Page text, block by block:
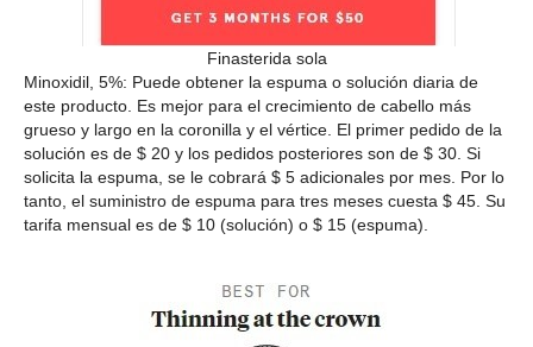
Finasterida sola
Minoxidil, 5%: Puede obtener la espuma o solución diaria de
este producto. Es mejor para el crecimiento de cabello más
grueso y largo en la coronilla y el vértice. El primer pedido de la
solución es de $ 20 y los pedidos posteriores son de $ 30. Si
solicita la espuma, se le cobrará $ 5 adicionales por mes. Por lo
tanto, el suministro de espuma para tres meses cuesta $ 45. Su
tarifa mensual es de $ 10 (solución) o $ 15 (espuma).